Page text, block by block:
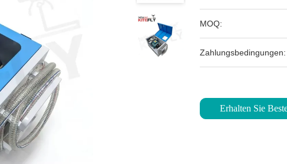
MOQ:
Zahlungsbedingungen:
Erhalten Sie